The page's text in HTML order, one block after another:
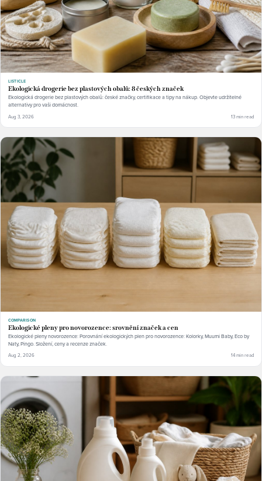
LISTICLE
Ekologická drogerie bez plastových obalů: 8 českých značek
Ekologická drogerie bez plastových obalů: české značky, certifikace a tipy na nákup. Objevte udržitelné
alternativy pro vaši domácnost.
Aug 3, 2026 13 min read
COMPARISON
Ekologické pleny pro novorozence: srovnění značek a cen
Ekologické pleny novorozence: Porovnání ekologických plen pro novorozence: Kolorky, Muumi Baby, Eco by
Naty, Pingo. Složení, ceny a recenze značek.
Aug 2, 2026 14 min read